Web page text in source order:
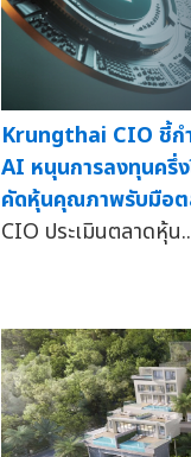
Krungthai CIO ชี้ก
AI หนุนการลงทุนค
คัดหุ้นคุณภาพรับมือ
CIO ประเมินตลาดหุ้น